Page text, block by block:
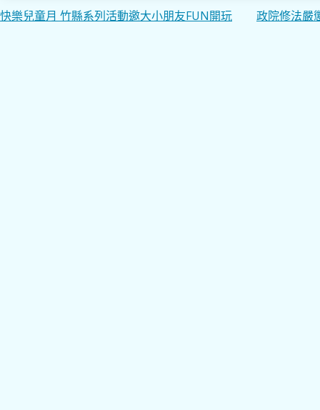
文
快樂兒童月 竹縣系列活動邀大小朋友FUN開玩 政院修法嚴